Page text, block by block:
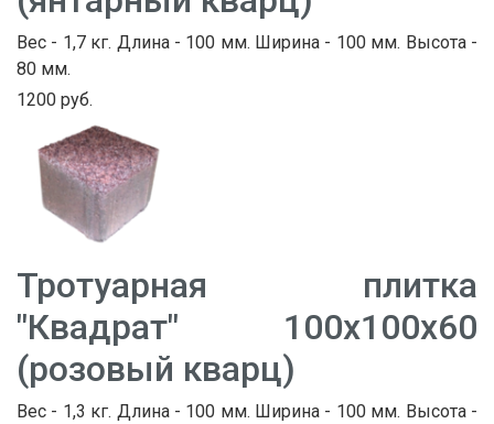
Вес - 1,7 кг. Длина - 100 мм. Ширина - 100 мм. Высота -
80 мм.
1200 руб.
Тротуарная плитка
"Квадрат" 100х100х60
(розовый кварц)
Вес - 1,3 кг. Длина - 100 мм. Ширина - 100 мм. Высота -